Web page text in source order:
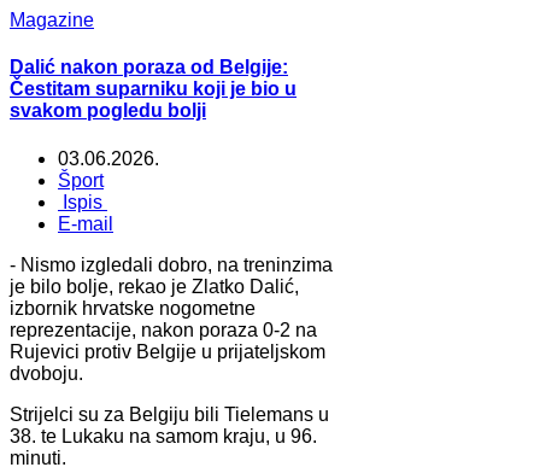
Magazine
Dalić nakon poraza od Belgije:
Čestitam suparniku koji je bio u
svakom pogledu bolji
03.06.2026.
Šport
Ispis
E-mail
- Nismo izgledali dobro, na treninzima
je bilo bolje, rekao je Zlatko Dalić,
izbornik hrvatske nogometne
reprezentacije, nakon poraza 0-2 na
Rujevici protiv Belgije u prijateljskom
dvoboju.
Strijelci su za Belgiju bili Tielemans u
38. te Lukaku na samom kraju, u 96.
minuti.